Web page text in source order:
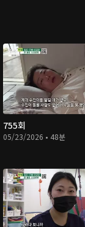
755회
05/23/2026 • 48분